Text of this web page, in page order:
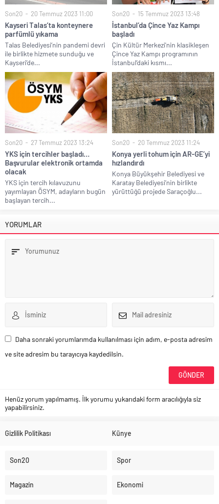
Son20 20 Temmuz 2023 11:00
Kayseri Talas’ta konteynere
parfümlü yıkama
Talas Belediyesi’nin pandemi devri
ile birlikte hizmete sunduğu ve
Kayseri’de...
Son20 15 Temmuz 2023 13:48
İstanbul’da Çince Yaz Kampı
başladı
Çin Kültür Merkezi'nin klasikleşen
Çince Yaz Kampı programının
İstanbul’daki kısmı...
Son20 27 Temmuz 2023 13:24
YKS için tercihler başladı…
Başvurular elektronik ortamda
olacak
YKS için tercih kılavuzunu
yayımlayan ÖSYM, adayların bugün
başlayan tercih...
Son20 20 Temmuz 2023 11:24
Konya yerli tohum için AR-GE’yi
hızlandırdı
Konya Büyükşehir Belediyesi ve
Karatay Belediyesi’nin birlikte
yürüttüğü projede Saraçoğlu...
YORUMLAR
Daha sonraki yorumlarımda kullanılması için adım, e-posta adresim
ve site adresim bu tarayıcıya kaydedilsin.
Henüz yorum yapılmamış. İlk yorumu yukarıdaki form aracılığıyla siz
yapabilirsiniz.
Gizlilik Politikası Künye
Son20 Spor
Magazin Ekonomi